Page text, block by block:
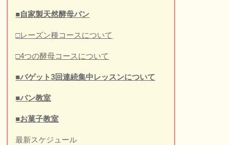
■自家製天然酵母パン
□レーズン種コースについて
□4つの酵母コースについて
■バゲット3回連続集中レッスンについて
■パン教室
■お菓子教室
最新スケジュール